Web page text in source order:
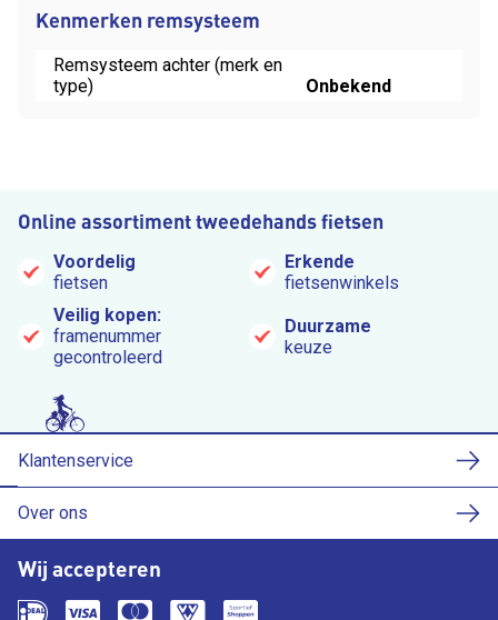
Kenmerken remsysteem
Remsysteem achter (merk en
type)
Onbekend
Online assortiment tweedehands fietsen
Voordelig
fietsen
Erkende
fietsenwinkels
Veilig kopen:
framenummer
gecontroleerd
Duurzame
keuze
Klantenservice
Over ons
Wij accepteren